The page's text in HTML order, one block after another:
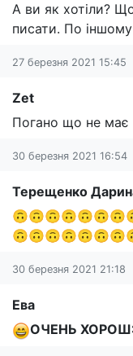
А ви як хотіли?
писати. По іншому
27 березня 2021 15:45
Zet
Погано що не має
30 березня 2021 16:54
Терещенко
30 березня 2021 21:18
Ева
ОЧЕНЬ